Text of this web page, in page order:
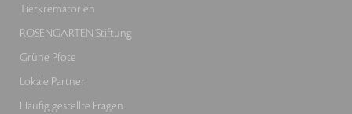
Tierkrematorien
ROSENGARTEN-Stiftung
Grüne Pfote
Lokale Partner
Häufig gestellte Fragen